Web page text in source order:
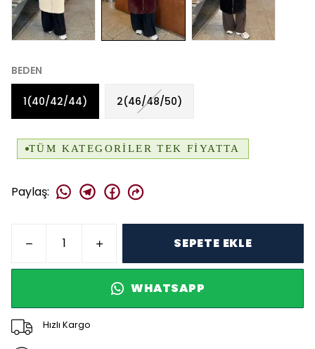
BEDEN
1(40/42/44) 2(46/48/50)
Paylaş:
SEPETE EKLE
WHATSAPP
Hızlı Kargo